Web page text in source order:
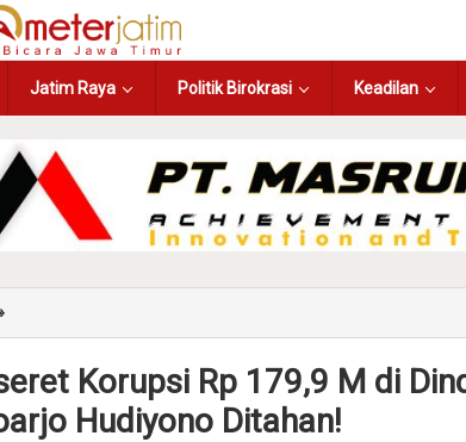
Jatim Raya Politik Birokrasi Keadilan
Korupsi Rp 179,9 M di
Hudiyono Ditahan!